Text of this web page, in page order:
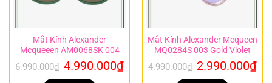
Mắt Kính Alexander
Mcqueeen AM0068SK 004
6.990.000₫ Giá
gốc
4.990.000₫Giá
Mắt Kính Alexander Mcqueen
MQ0284S 003 Gold Violet
4.990.000₫ Giá
gốc
2.990.000₫